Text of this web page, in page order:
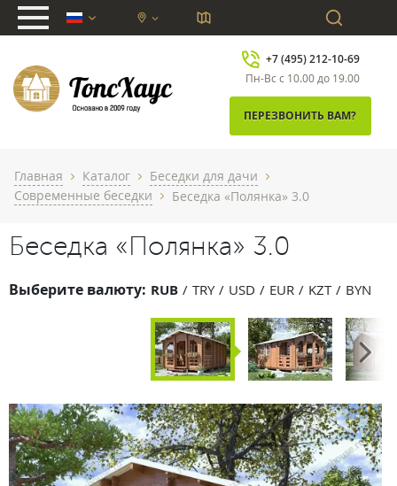
chevron_down
+7 (495) 212-10-69
Пн-Вс с 10.00 до 19.00
ПЕРЕЗВОНИТЬ ВАМ?
Главная chevron_right Каталог chevron_right Беседки для дачи chevron_right
Современные беседки chevron_right Беседка «Полянка» 3.0
Беседка «Полянка» 3.0
Выберите валюту: RUB TRY USD EUR KZT BYN
Next